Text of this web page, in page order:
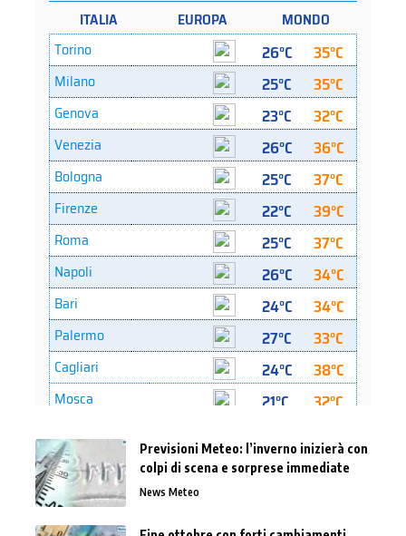
Previsioni Meteo: l’inverno inizierà con
colpi di scena e sorprese immediate
News Meteo